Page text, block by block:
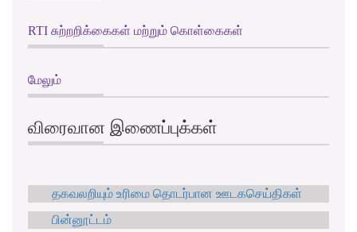
RTI சுற்றறிக்கைகள் மற்றும் கொள்கைகள்
மேலும்
விரைவான இணைப்புக்கள்
தகவலறியும் உரிமை தொடர்பான ஊடகசெய்திகள்
பின்னூட்டம்